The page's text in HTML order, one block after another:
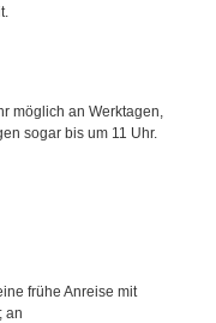
möglich an Werktagen,
sogar bis um 11 Uhr.
frühe Anreise mit
an